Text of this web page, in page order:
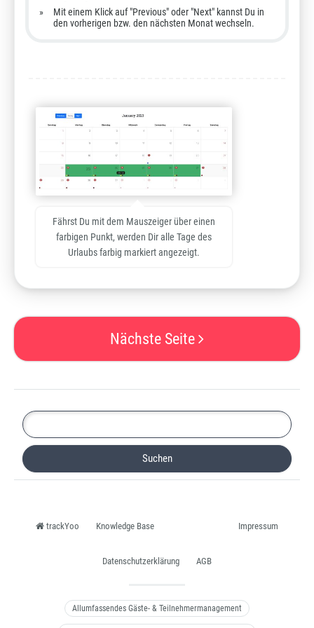
Mit einem Klick auf "Previous" oder "Next" kannst Du in
den vorherigen bzw. den nächsten Monat wechseln.
Fährst Du mit dem Mauszeiger über einen
farbigen Punkt, werden Dir alle Tage des
Urlaubs farbig markiert angezeigt.
Nächste Seite
trackYoo Knowledge Base Impressum
Datenschutzerklärung AGB
Allumfassendes Gäste- & Teilnehmermanagement